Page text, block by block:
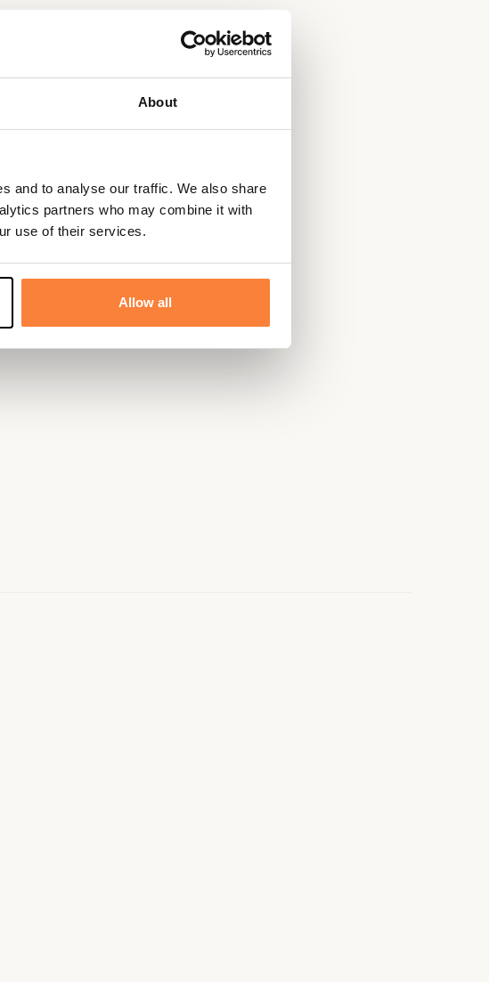
About
and to analyse our traffic. We also share
partners who may combine it with
use of their services.
Allow all